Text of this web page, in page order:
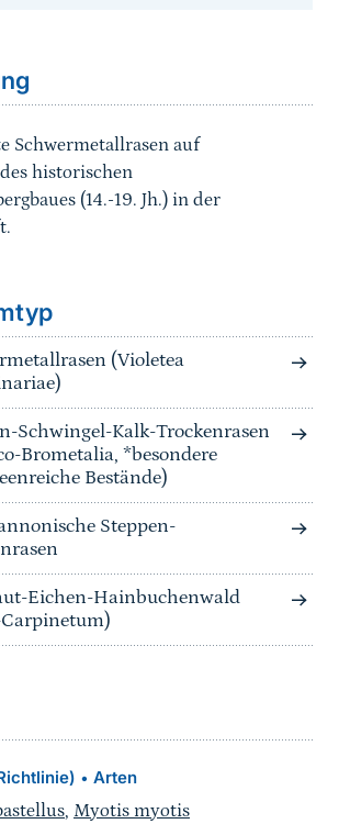
Schwermetallrasen auf
historischen
(14.-19. Jh.) in der
(Violetea
Schwingel-Kalk-Trockenrasen
Brometalia, *besondere
Bestände)
Steppen-
Eichen-Hainbuchenwald
• Arten
, Myotis myotis